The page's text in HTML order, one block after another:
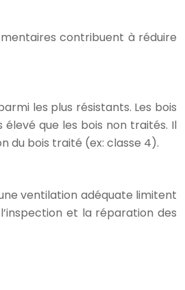
contribuent à réduire
les plus résistants. Les bois
que les bois non traités. Il
du bois traité (ex: classe 4).
ventilation adéquate limitent
et la réparation des